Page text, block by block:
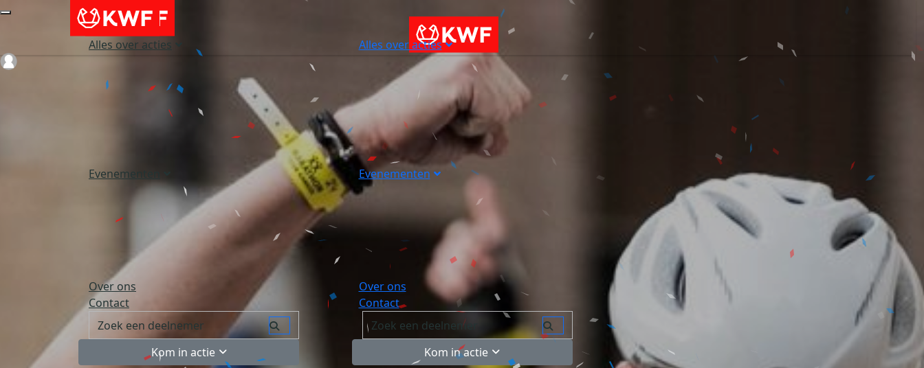
Alles over acties
Evenementen
Over ons
Contact
Kom in actie
Alles over acties
Evenementen
Over ons
Contact
Kom in actie